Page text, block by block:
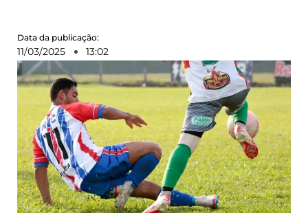
Data da publicação:
11/03/2025 13:02